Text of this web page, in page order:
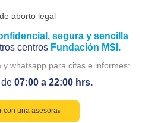
segura y sencilla
centros Fundación MSI.
whatsapp para citas e informes:
07:00 a 22:00 hrs.
con una asesora